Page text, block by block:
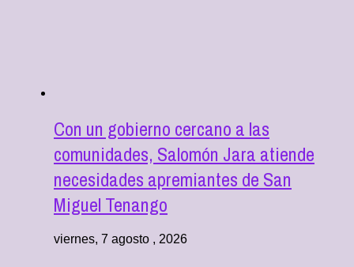
Con un gobierno cercano a las
comunidades, Salomón Jara atiende
necesidades apremiantes de San
Miguel Tenango
viernes, 7 agosto , 2026